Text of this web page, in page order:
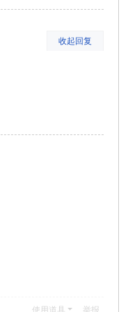
收起回复
使用道具 举报